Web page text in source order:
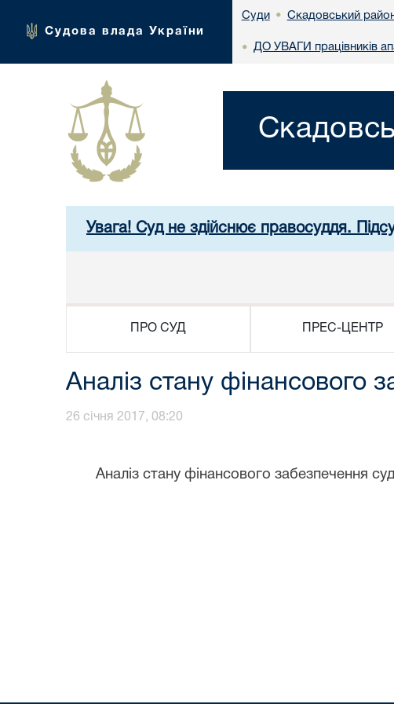
Судова влада України
Суди • Скадовський
• ДО УВАГИ працівників
Увага! Суд не здійснює правосуддя.
ПРО СУД ПРЕС-ЦЕНТР
Аналіз стану фінансового
26 січня 2017, 08:20
Аналіз стану фінансового забезпечення